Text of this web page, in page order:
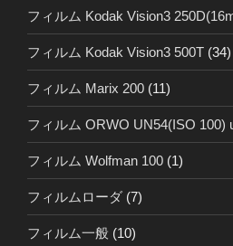
フィルム Kodak Vision3
フィルム Kodak Vision3 500T (34)
フィルム Marix 200 (11)
フィルム ORWO UN54(ISO 100)
フィルム Wolfman 100 (1)
フィルムローダ (7)
フィルム一般 (10)